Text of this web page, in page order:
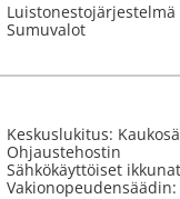
Luistonestojärjestelmä
Sumuvalot
Keskuslukitus:
Ohjaustehostin
Sähkökäyttöiset ikkunat